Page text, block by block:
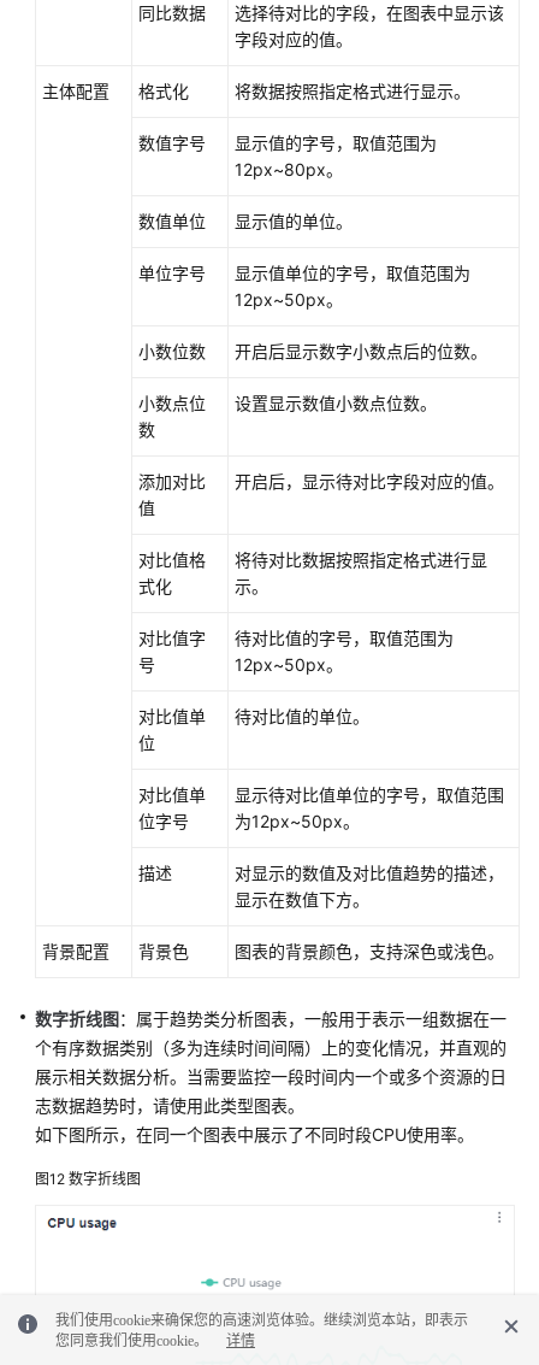
同比数据
选择待对比的字段，在图表中显示该
字段对应的值。
主体配置 格式化 将数据按照指定格式进行显示。
数值字号
显示值的字号，取值范围为
12px~80px。
数值单位 显示值的单位。
单位字号
显示值单位的字号，取值范围为
12px~50px。
小数位数 开启后显示数字小数点后的位数。
小数点位
数
设置显示数值小数点位数。
添加对比
值
开启后，显示待对比字段对应的值。
对比值格
式化
将待对比数据按照指定格式进行显
示。
对比值字
号
待对比值的字号，取值范围为
12px~50px。
对比值单
位
待对比值的单位。
对比值单
位字号
显示待对比值单位的字号，取值范围
为12px~50px。
描述
对显示的数值及对比值趋势的描述，
显示在数值下方。
背景配置 背景色 图表的背景颜色，支持深色或浅色。
数字折线图：属于趋势类分析图表，一般用于表示一组数据在一
个有序数据类别（多为连续时间间隔）上的变化情况，并直观的
展示相关数据分析。当需要监控一段时间内一个或多个资源的日
志数据趋势时，请使用此类型图表。
如下图所示，在同一个图表中展示了不同时段CPU使用率。
图12 数字折线图
我们使用cookie来确保您的高速浏览体验。继续浏览本站，即表示
您同意我们使用cookie。
详情